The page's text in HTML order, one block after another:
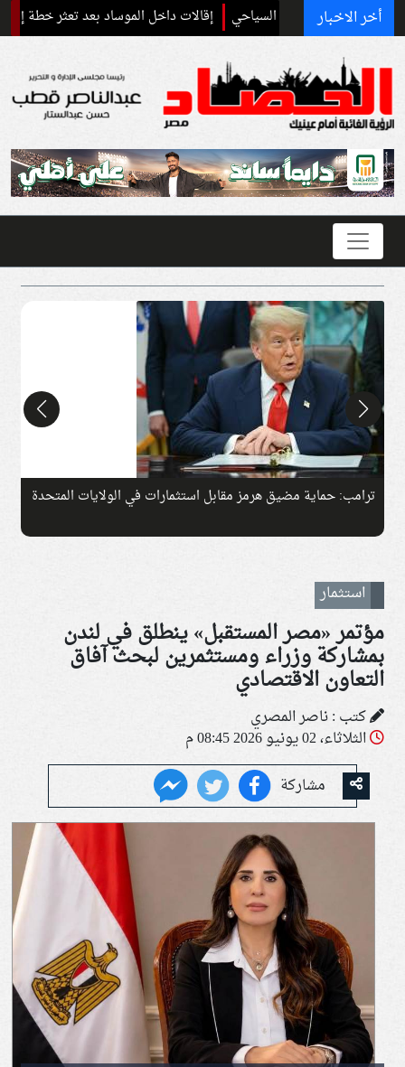
أخر الاخبار إقالات داخل الموساد بعد تعثر خطة إسقاط النظام
ترامب: حماية مضيق هرمز مقابل استثمارات في الولايات المتحدة
استثمار
مؤتمر «مصر المستقبل» ينطلق في لندن
بمشاركة وزراء ومستثمرين لبحث آفاق
التعاون الاقتصادي
كتب :ناصر المصري
الثلاثاء، 02 يونيو 2026 08:45 م
مشاركة